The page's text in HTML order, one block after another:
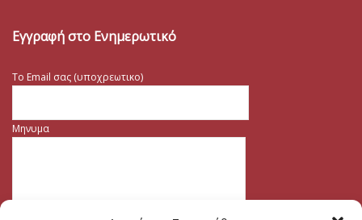
Εγγραφή στο Ενημερωτικό
Το Email σας (υποχρεωτικο)
Μηνυμα